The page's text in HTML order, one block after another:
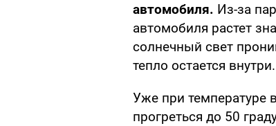
автомобиля. Из-за
автомобиля растет
солнечный свет
тепло остается внутри.
Уже при температуре
прогреться до 50